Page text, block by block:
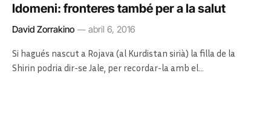
Idomeni: fronteres també per a la salut
David Zorrakino abril 6, 2016
Si hagués nascut a Rojava (al Kurdistan sirià) la filla de la
Shirin podria dir-se Jale, per recordar-la amb el…